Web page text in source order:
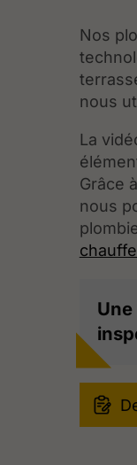
Nos
nous
La
Grâce
nous